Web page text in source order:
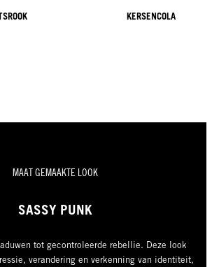
KERSENCOLA
MAAT GEMAAKTE LOOK
SASSY PUNK
tot gecontroleerde rebellie. Deze look
verandering en verkenning van identiteit,